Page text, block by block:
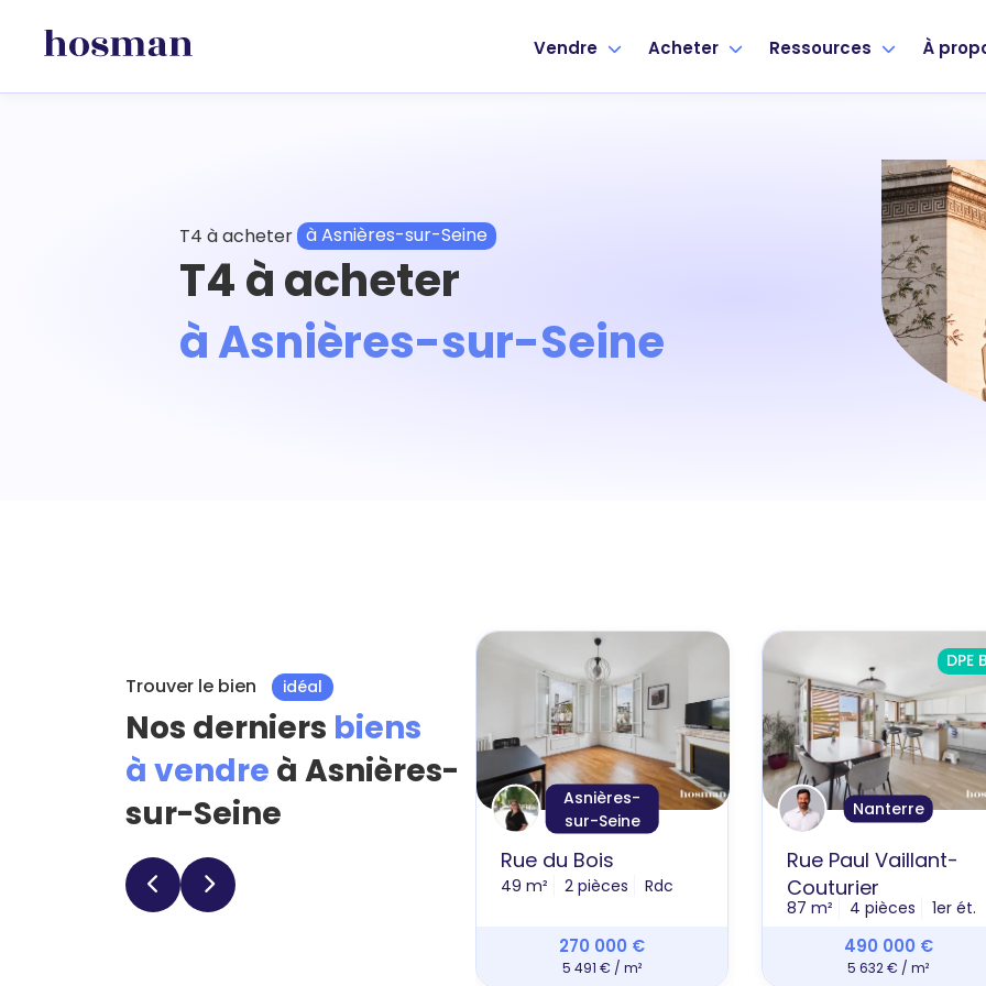
Vendre Acheter Ressources À
T4 à acheter à Asnières-sur-Seine
T4 à acheter
à Asnières-sur-Seine
Trouver le bien idéal
Nos derniers biens
à vendre à Asnières-
sur-Seine
Asnières-
sur-Seine
Rue du Bois
49 m² 2 pièces Rdc
270 000 €
5 491 € / m²
DPE B
Nanterre
Rue Paul Vaillant-
Couturier
87 m² 4 pièces 1er ét.
490 000 €
5 632 € / m²